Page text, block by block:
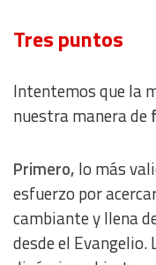
Tres puntos
Intentemos que la
nuestra manera de
Primero, lo más
esfuerzo por
cambiante y llena
desde el Evangelio.